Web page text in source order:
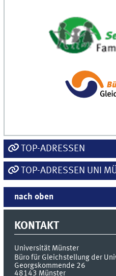
TOP-ADRESSEN
TOP-ADRESSEN UNI
nach oben
KONTAKT
Universität Münster
Büro für Gleichstellung der
Georgskommende 26
48143 Münster